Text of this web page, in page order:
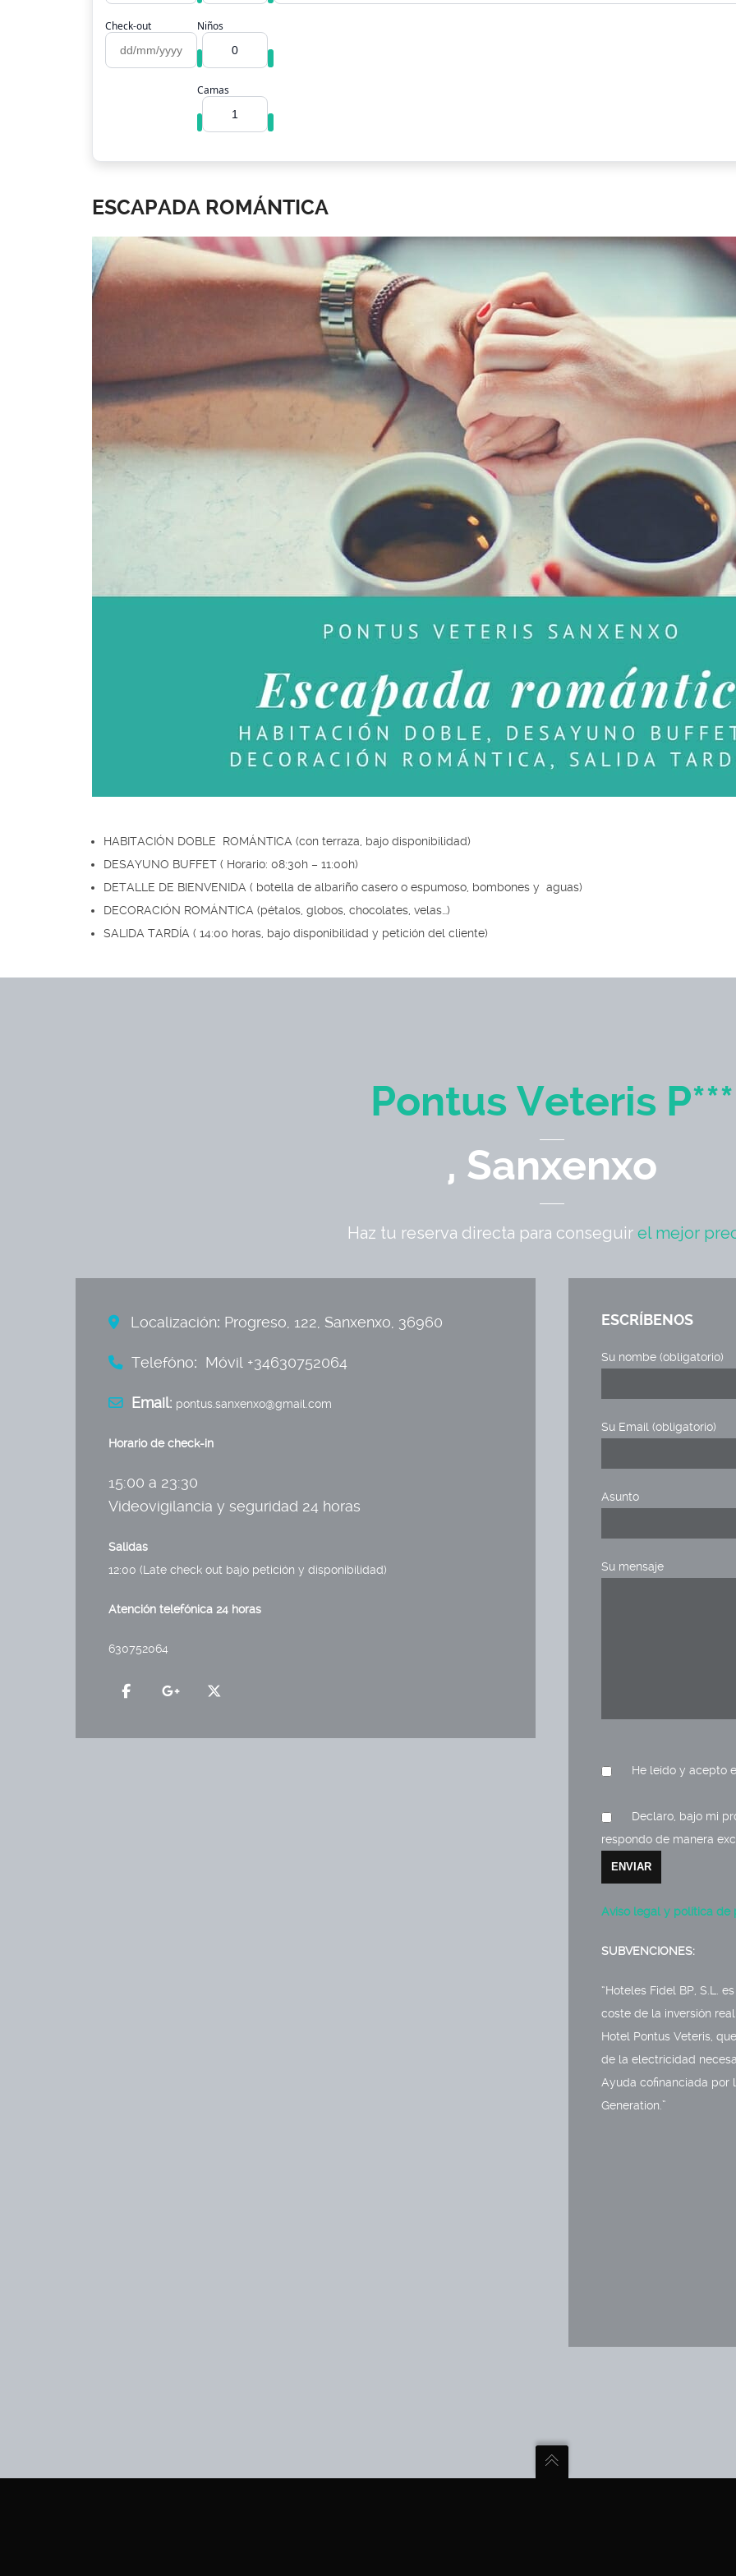
Check-out Niños
Camas
ESCAPADA ROMÁNTICA
HABITACIÓN DOBLE ROMÁNTICA (con terraza, bajo disponibilidad)
DESAYUNO BUFFET ( Horario: 08:30h – 11:00h)
DETALLE DE BIENVENIDA ( botella de albariño casero o espumoso, bombones y aguas)
DECORACIÓN ROMÁNTICA (pétalos, globos, chocolates, velas…)
SALIDA TARDÍA ( 14:00 horas, bajo disponibilidad y petición del cliente)
Pontus Veteris P***
, Sanxenxo
Haz tu reserva directa para conseguir el mejor
Localización: Progreso, 122, Sanxenxo, 36960
Telefóno: Móvil +34630752064
Email: pontus.sanxenxo@gmail.com
Horario decheck-in
15:00 a 23:30
Videovigilancia y seguridad 24 horas
Salidas
12:00 (Late check out bajo petición y disponibilidad)
Atención telefónica 24 horas
630752064
ESCRÍBENOS
Su nombe (obligatorio)
Su Email (obligatorio)
Asunto
Su mensaje
He leído y acepto
Declaro, bajo mi
respondo de manera
Aviso legal y política de
SUBVENCIONES:
“Hoteles Fidel BP, S.L.
coste de la inversión
Hotel Pontus Veteris,
de la electricidad
Ayuda cofinanciada por
Generation.”